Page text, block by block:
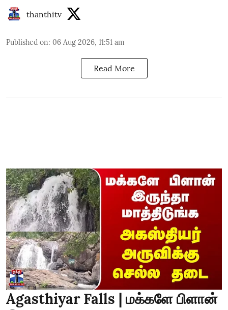
thanthitv
Published on: 06 Aug 2026, 11:51 am
Read More
Agasthiyar Falls | மக்களே பிளான்